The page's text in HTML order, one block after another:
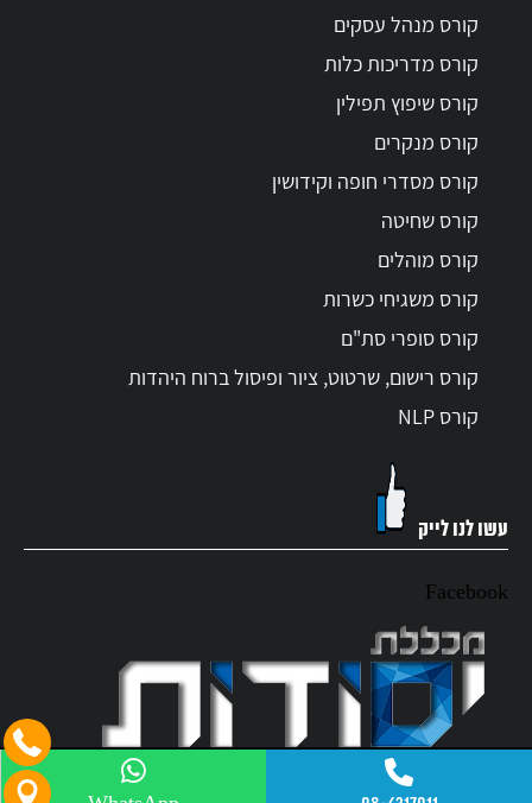
קורס מנהל עסקים
קורס מדריכות כלות
קורס שיפוץ תפילין
קורס מנקרים
קורס מסדרי חופה וקידושין
קורס שחיטה
קורס מוהלים
קורס משגיחי כשרות
קורס סופרי סת"ם
קורס רישום, שרטוט, ציור ופיסול ברוח היהדות
קורס NLP
עשו לנו לייק
Facebook